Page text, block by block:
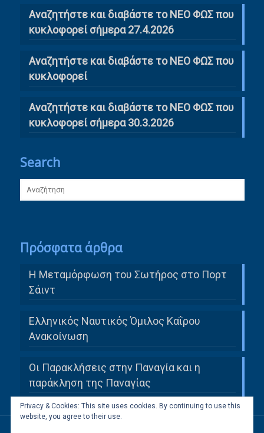
Αναζητήστε και διαβάστε το ΝΕΟ ΦΩΣ που
κυκλοφορεί σήμερα 27.4.2026
Αναζητήστε και διαβάστε το ΝΕΟ ΦΩΣ που
κυκλοφορεί
Αναζητήστε και διαβάστε το ΝΕΟ ΦΩΣ που
κυκλοφορεί σήμερα 30.3.2026
Search
Πρόσφατα άρθρα
Η Μεταμόρφωση του Σωτήρος στο Πορτ
Σάιντ
Ελληνικός Ναυτικός Όμιλος Καΐρου
Ανακοίνωση
Οι Παρακλήσεις στην Παναγία και η
παράκληση της Παναγίας
Privacy & Cookies: This site uses cookies. By continuing to use this
website, you agree to their use.